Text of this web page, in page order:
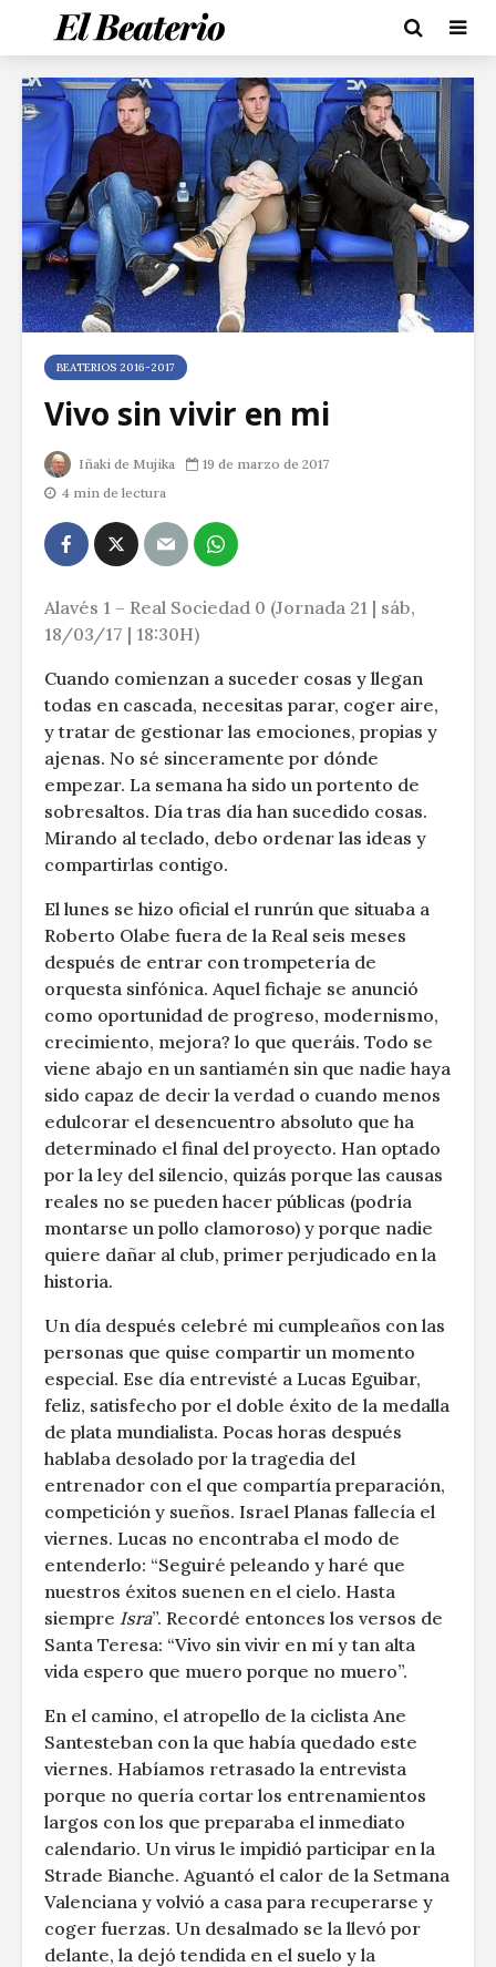
BEATERIOS 2016-2017
Vivo sin vivir en mi
Iñaki de Mujika
19 de marzo de 2017
4 min de lectura
Alavés 1 – Real Sociedad 0 (Jornada 21 | sáb,
18/03/17 | 18:30H)
Cuando comienzan a suceder cosas y llegan
todas en cascada, necesitas parar, coger aire,
y tratar de gestionar las emociones, propias y
ajenas. No sé sinceramente por dónde
empezar. La semana ha sido un portento de
sobresaltos. Día tras día han sucedido cosas.
Mirando al teclado, debo ordenar las ideas y
compartirlas contigo.
El lunes se hizo oficial el runrún que situaba a
Roberto Olabe fuera de la Real seis meses
después de entrar con trompetería de
orquesta sinfónica. Aquel fichaje se anunció
como oportunidad de progreso, modernismo,
crecimiento, mejora? lo que queráis. Todo se
viene abajo en un santiamén sin que nadie haya
sido capaz de decir la verdad o cuando menos
edulcorar el desencuentro absoluto que ha
determinado el final del proyecto. Han optado
por la ley del silencio, quizás porque las causas
reales no se pueden hacer públicas (podría
montarse un pollo clamoroso) y porque nadie
quiere dañar al club, primer perjudicado en la
historia.
Un día después celebré mi cumpleaños con las
personas que quise compartir un momento
especial. Ese día entrevisté a Lucas Eguibar,
feliz, satisfecho por el doble éxito de la medalla
de plata mundialista. Pocas horas después
hablaba desolado por la tragedia del
entrenador con el que compartía preparación,
competición y sueños. Israel Planas fallecía el
viernes. Lucas no encontraba el modo de
entenderlo: “Seguiré peleando y haré que
nuestros éxitos suenen en el cielo. Hasta
siempre Isra”. Recordé entonces los versos de
Santa Teresa: “Vivo sin vivir en mí y tan alta
vida espero que muero porque no muero”.
En el camino, el atropello de la ciclista Ane
Santesteban con la que había quedado este
viernes. Habíamos retrasado la entrevista
porque no quería cortar los entrenamientos
largos con los que preparaba el inmediato
calendario. Un virus le impidió participar en la
Strade Bianche. Aguantó el calor de la Setmana
Valenciana y volvió a casa para recuperarse y
coger fuerzas. Un desalmado se la llevó por
delante, la dejó tendida en el suelo y la